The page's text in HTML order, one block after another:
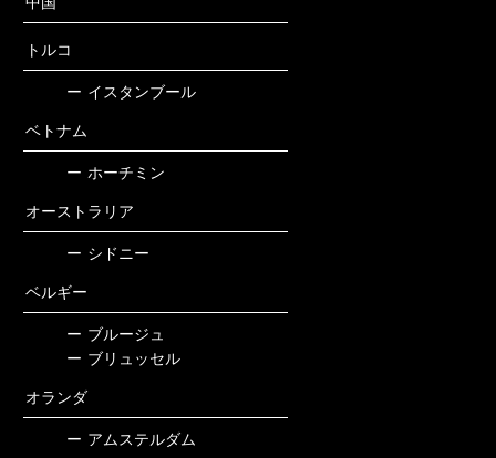
トルコ
ー イスタンブール
ベトナム
ー ホーチミン
オーストラリア
ー シドニー
ベルギー
ー ブルージュ
ー ブリュッセル
オランダ
ー アムステルダム